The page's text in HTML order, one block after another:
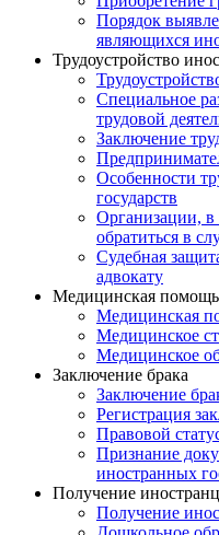
Порядок
являющихся
Трудоустройство
Специальное
трудовой
Заключение
Особенности
государств
Организации, в
обратиться в
Судебная
адвокату
Медицинская помощь
Медицинская
Медицинское
Медицинское
Заключение брака
Заключение
Регистрация
Правовой
Признание
иностранных
Получение
Получение